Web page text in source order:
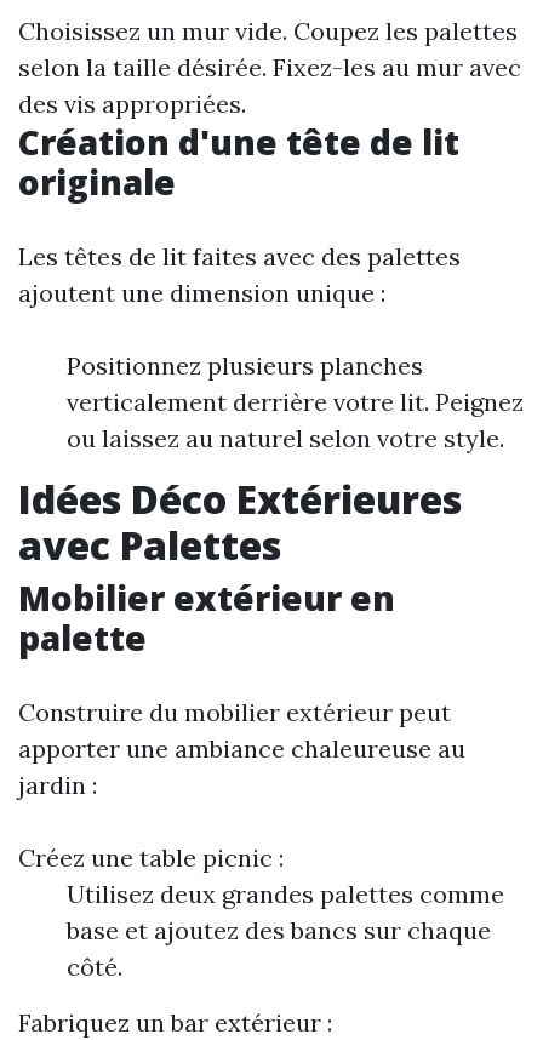
Choisissez un mur vide. Coupez les palettes
selon la taille désirée. Fixez-les au mur avec
des vis appropriées.
Création d'une tête de lit
originale
Les têtes de lit faites avec des palettes
ajoutent une dimension unique :
Positionnez plusieurs planches
verticalement derrière votre lit. Peignez
ou laissez au naturel selon votre style.
Idées Déco Extérieures
avec Palettes
Mobilier extérieur en
palette
Construire du mobilier extérieur peut
apporter une ambiance chaleureuse au
jardin :
Créez une table picnic :
Utilisez deux grandes palettes comme
base et ajoutez des bancs sur chaque
côté.
Fabriquez un bar extérieur :